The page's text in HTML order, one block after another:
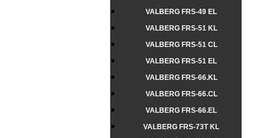
VALBERG FRS-49 EL
VALBERG FRS-51 KL
VALBERG FRS-51 CL
VALBERG FRS-51 EL
VALBERG FRS-66.KL
VALBERG FRS-66.CL
VALBERG FRS-66.EL
VALBERG FRS-73T KL